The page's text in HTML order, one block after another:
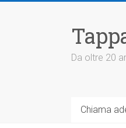
Da oltre 20
Chiama